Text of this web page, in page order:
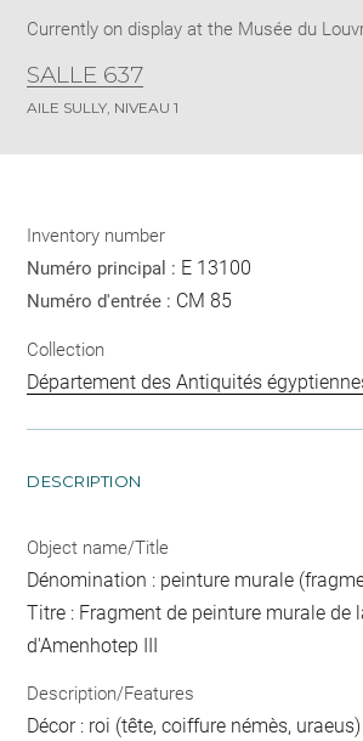
Currently on display at the Musée du
SALLE 637
AILE SULLY, NIVEAU 1
Inventory number
Numéro principal : E 13100
Numéro d'entrée : CM 85
Collection
Département des Antiquités
DESCRIPTION
Object name/Title
Dénomination : peinture murale
Titre : Fragment de peinture murale de
d'Amenhotep III
Description/Features
Décor : roi (tête, coiffure némès, uraeus)